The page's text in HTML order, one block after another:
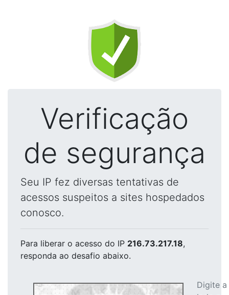
Verificação
de segurança
Seu IP fez diversas tentativas de
acessos suspeitos a sites hospedados
conosco.
Para liberar o acesso do IP 216.73.217.18,
responda ao desafio abaixo.
Digite